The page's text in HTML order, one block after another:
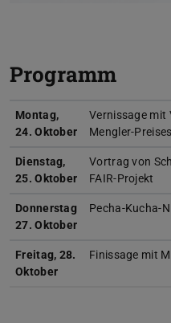
Programm
Montag,
24. Oktober
Vernissage mit
Mengler-
Dienstag,
25. Oktober
Vortrag von
FAIR-Projekt
Donnerstag
27. Oktober
Pecha-Kucha-
Freitag, 28.
Oktober
Finissage mit